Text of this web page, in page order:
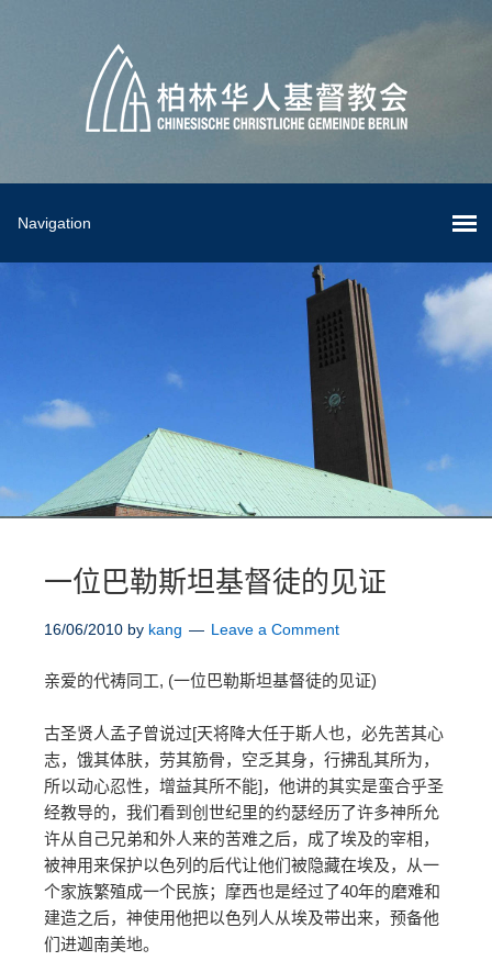
一位巴勒斯坦基督徒的见证
16/06/2010 by kang Leave a Comment
亲爱的代祷同工, (一位巴勒斯坦基督徒的见证)
古圣贤人孟子曾说过[天将降大任于斯人也，必先苦其心
志，饿其体肤，劳其筋骨，空乏其身，行拂乱其所为，
所以动心忍性，增益其所不能]，他讲的其实是蛮合乎圣
经教导的，我们看到创世纪里的约瑟经历了许多神所允
许从自己兄弟和外人来的苦难之后，成了埃及的宰相，
被神用来保护以色列的后代让他们被隐藏在埃及，从一
个家族繁殖成一个民族；摩西也是经过了40年的磨难和
建造之后，神使用他把以色列人从埃及带出来，预备他
们进迦南美地。